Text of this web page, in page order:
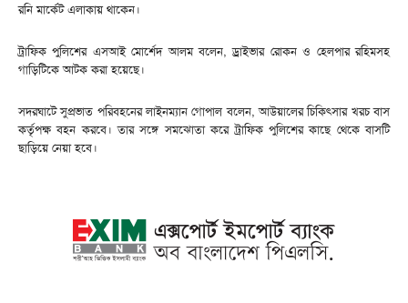
রনি মার্কেট এলাকায় থাকেন।
ট্রাফিক পুলিশের এসআই মোর্শেদ আলম বলেন, ড্রাইভার রোকন ও হেলপার রহিমসহ
গাড়িটিকে আটক করা হয়েছে।
সদরঘাটে সুপ্রভাত পরিবহনের লাইনম্যান গোপাল বলেন, আউয়ালের চিকিৎসার খরচ বাস
কর্তৃপক্ষ বহন করবে। তার সঙ্গে সমঝোতা করে ট্রাফিক পুলিশের কাছে থেকে বাসটি
ছাড়িয়ে নেয়া হবে।